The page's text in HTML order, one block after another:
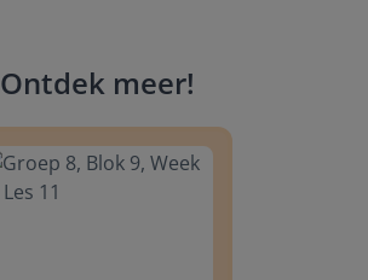
Ontdek meer!